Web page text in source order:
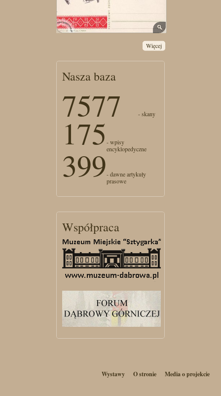
Więcej
Nasza baza
7577 - skany
175- wpisy
encyklopedyczne
399- dawne artykuły
prasowe
Współpraca
Wystawy O stronie Media o projekcie